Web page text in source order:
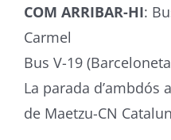
COM ARRIBAR-HI:
Carmel
Bus V-19
La parada d’ambdós
de Maetzu-CN